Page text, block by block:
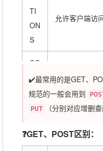
TI
ON
S
允许客户端访
CO
NN
EC
T
方式的代理服
的链接（经由
✔️最常用的是GET、
规范的一般会用到
PUT （分别对应增删查
❓GET、POST区别：